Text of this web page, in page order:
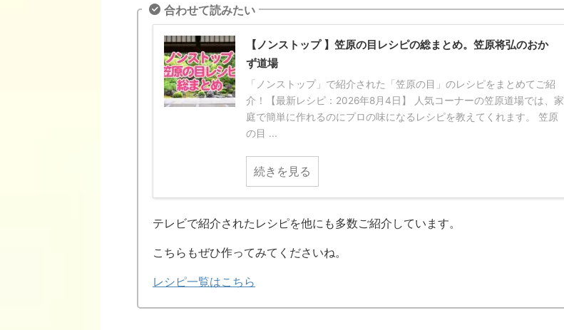
合わせて読みたい
【ノンストップ 】笠原の目レシピの総まとめ。笠原将弘のおか
ず道場
「ノンストップ」で紹介された「笠原の目」のレシピをまとめてご紹
介！【最新レシピ：2026年8月4日】 人気コーナーの笠原道場では、家
庭で簡単に作れるのにプロの味になるレシピを教えてくれます。 笠原
の目 ...
続きを見る
テレビで紹介されたレシピを他にも多数ご紹介しています。
こちらもぜひ作ってみてくださいね。
レシピ一覧はこちら